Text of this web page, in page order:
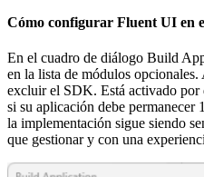
Cómo configurar Fluent UI en
En el cuadro de diálogo Build
en la lista de módulos
excluir el SDK. Está activado por
si su aplicación debe permanecer
la implementación sigue siendo
que gestionar y con una